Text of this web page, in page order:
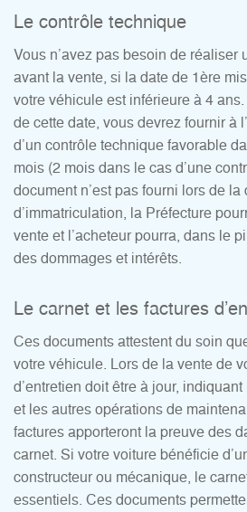
Le contrôle technique
Vous n’avez pas besoin de réaliser
avant la vente, si la date de 1ère
votre véhicule est inférieure à 4
de cette date, vous devrez fournir à
d’un contrôle technique favorable
mois (2 mois dans le cas d’une
document n’est pas fourni lors de la
d’immatriculation, la Préfecture
vente et l’acheteur pourra, dans le
des dommages et intérêts.
Le carnet et les factures
Ces documents attestent du soin
votre véhicule. Lors de la vente de
d’entretien doit être à jour,
et les autres opérations de
factures apporteront la preuve des
carnet. Si votre voiture bénéficie
constructeur ou mécanique, le
essentiels. Ces documents